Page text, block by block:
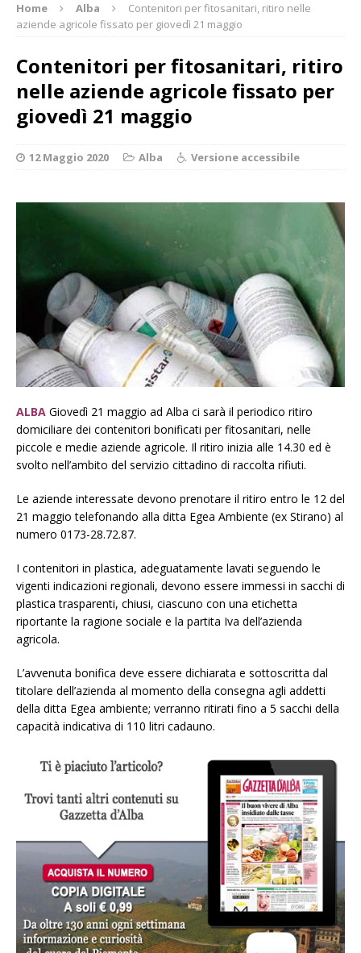
Home Alba
Contenitori per fitosanitari, ritiro nelle
aziende agricole fissato per giovedì 21 maggio
Contenitori per fitosanitari, ritiro
nelle aziende agricole fissato per
giovedì 21 maggio
12 Maggio 2020 Alba Versione accessibile
ALBA Giovedì 21 maggio ad Alba ci sarà il periodico ritiro
domiciliare dei contenitori bonificati per fitosanitari, nelle
piccole e medie aziende agricole. Il ritiro inizia alle 14.30 ed è
svolto nell’ambito del servizio cittadino di raccolta rifiuti.
Le aziende interessate devono prenotare il ritiro entro le 12 del
21 maggio telefonando alla ditta Egea Ambiente (ex Stirano) al
numero 0173-28.72.87.
I contenitori in plastica, adeguatamente lavati seguendo le
vigenti indicazioni regionali, devono essere immessi in sacchi di
plastica trasparenti, chiusi, ciascuno con una etichetta
riportante la ragione sociale e la partita Iva dell’azienda
agricola.
L’avvenuta bonifica deve essere dichiarata e sottoscritta dal
titolare dell’azienda al momento della consegna agli addetti
della ditta Egea ambiente; verranno ritirati fino a 5 sacchi della
capacità indicativa di 110 litri cadauno.